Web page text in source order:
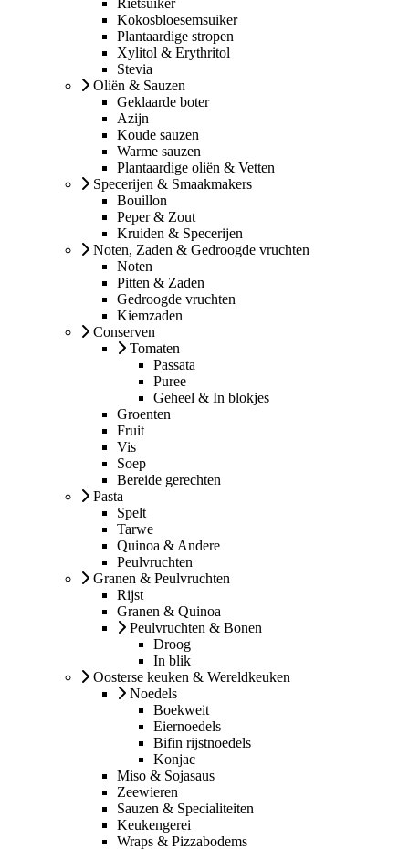
Kokosbloesemsuiker
Plantaardige stropen
Xylitol & Erythritol
Stevia
Oliën & Sauzen
Geklaarde boter
Azijn
Koude sauzen
Warme sauzen
Plantaardige oliën & Vetten
Specerijen & Smaakmakers
Bouillon
Peper & Zout
Kruiden & Specerijen
Noten, Zaden & Gedroogde vruchten
Noten
Pitten & Zaden
Gedroogde vruchten
Kiemzaden
Conserven
Tomaten
Passata
Puree
Geheel & In blokjes
Groenten
Fruit
Vis
Soep
Bereide gerechten
Pasta
Spelt
Tarwe
Quinoa & Andere
Peulvruchten
Granen & Peulvruchten
Rijst
Granen & Quinoa
Peulvruchten & Bonen
Droog
In blik
Oosterse keuken & Wereldkeuken
Noedels
Boekweit
Eiernoedels
Bifin rijstnoedels
Konjac
Miso & Sojasaus
Zeewieren
Sauzen & Specialiteiten
Keukengerei
Wraps & Pizzabodems